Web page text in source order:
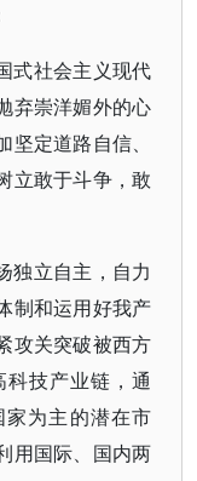
式社会主义现代
弃崇洋媚外的心
定道路自信、
立敢于斗争，敢
独立自主，自力
制和运用好我产
攻关突破被西方
技产业链，通
家为主的潜在市
用国际、国内两